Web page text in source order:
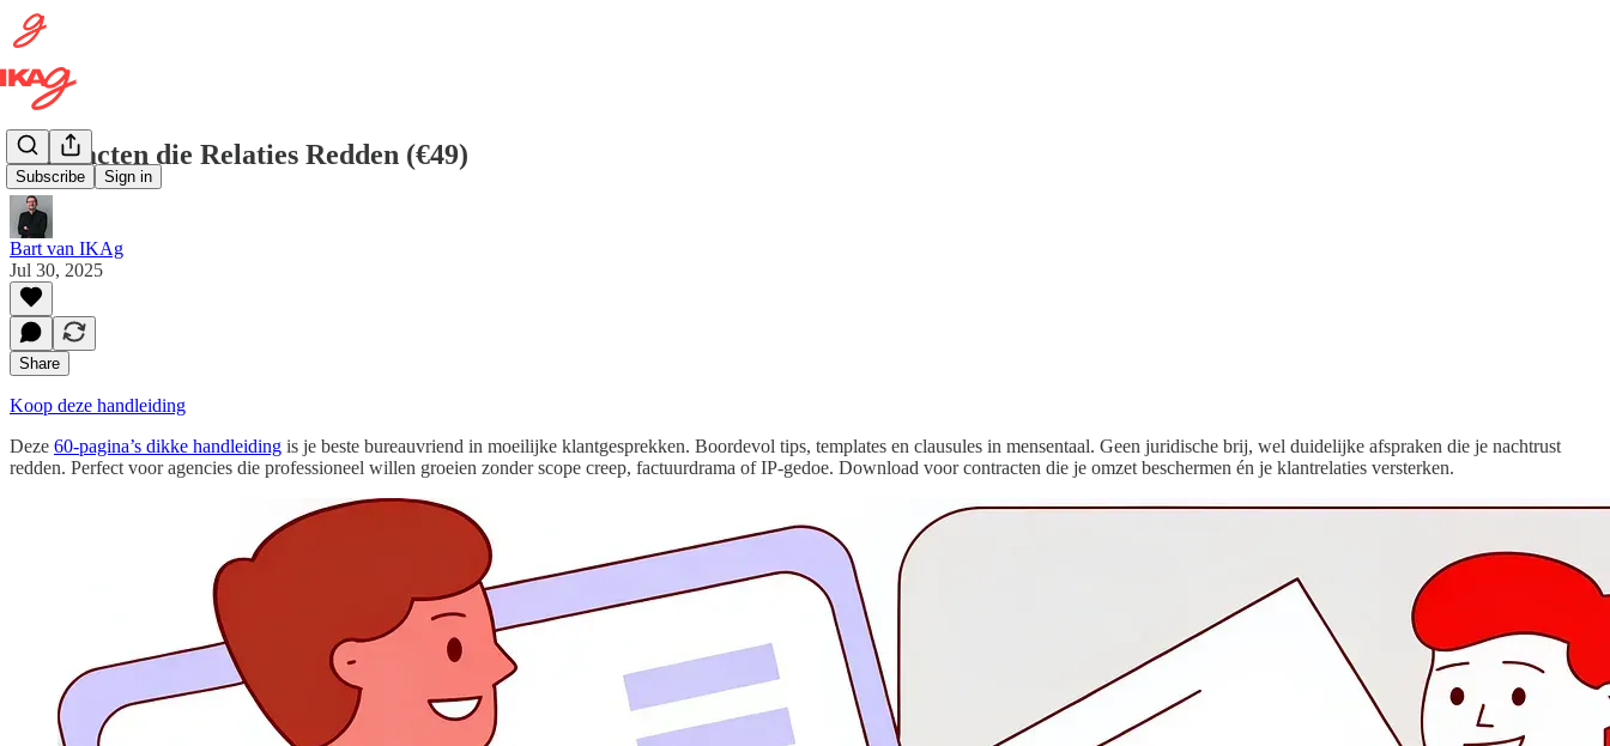
Subscribe Sign in
Contracten die Relaties Redden (€49)
Bart van IKAg
Jul 30, 2025
Share
Koop deze handleiding
Deze 60-pagina’s dikke handleiding is je beste bureauvriend in moeilijke klantgesprekken. Boordevol tips, templates en clausules in mensentaal. Geen juridische brij, wel duidelijke afspraken die je nachtrust
redden. Perfect voor agencies die professioneel willen groeien zonder scope creep, factuurdrama of IP-gedoe. Download voor contracten die je omzet beschermen én je klantrelaties versterken.